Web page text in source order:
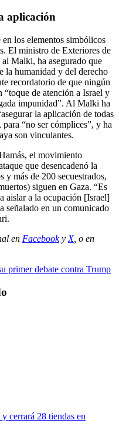
aplicación
los elementos simbólicos
El ministro de Exteriores de
Malki, ha asegurado que
la humanidad y del derecho
recordatorio de que ningún
“toque de atención a Israel y
impunidad”. Al Malki ha
la aplicación de todas
“no ser cómplices”, y ha
son vinculantes.
el movimiento
que desencadenó la
y más de 200 secuestrados,
siguen en Gaza. “Es
aislar a la ocupación [Israel]
señalado en un comunicado
en Facebooky X, o en
primer debate contra Trump